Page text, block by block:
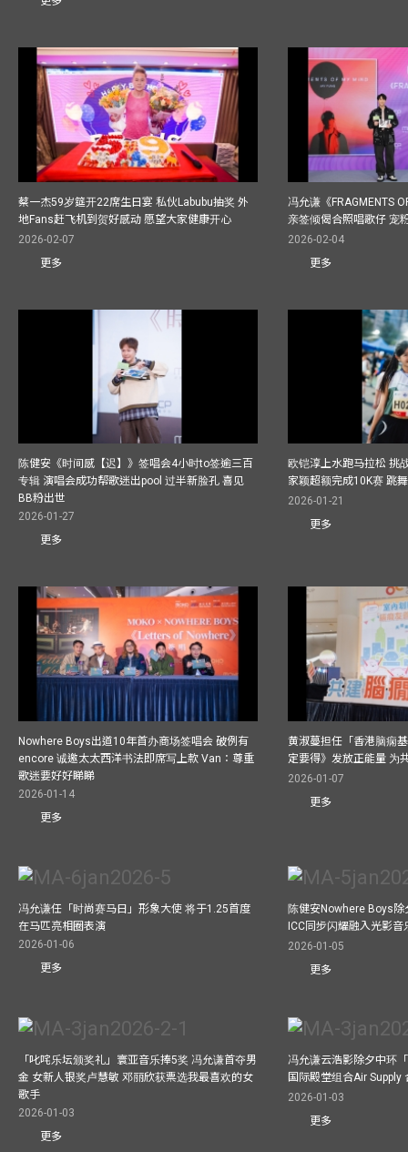
蔡一杰59岁筵开22席生日宴 私伙Labubu抽奖 外
地Fans赶飞机到贺好感动 愿望大家健康开心
2026-02-07
更多
冯允谦《FRAGMENTS
亲签倾偈合照唱歌仔 宠
2026-02-04
更多
陈健安《时间感【迟】》签唱会4小时to签逾三百
专辑 演唱会成功帮歌迷出pool 过半新脸孔 喜见
BB粉出世
2026-01-27
更多
欧铠淳上水跑马拉松 挑
家颖超额完成10K赛 跳
2026-01-21
更多
Nowhere Boys出道10年首办商场签唱会 破例有
encore 诚邀太太西洋书法即席写上款 Van：尊重
歌迷要好好睇睇
2026-01-14
更多
黄淑蔓担任「香港脑痫
定要得》发放正能量 为
2026-01-07
更多
冯允谦任「时尚赛马日」形象大使 将于1.25首度
在马匹亮相圈表演
2026-01-06
更多
陈健安Nowhere Boys
ICC同步闪耀融入光影音
2026-01-05
更多
「叱咤乐坛颁奖礼」寰亚音乐捧5奖 冯允谦首夺男
金 女新人银奖卢慧敏 邓丽欣获票选我最喜欢的女
歌手
2026-01-03
更多
冯允谦云浩影除夕中环
国际殿堂组合Air Supply
2026-01-03
更多